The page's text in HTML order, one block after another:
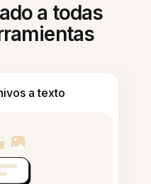
a todas
a texto